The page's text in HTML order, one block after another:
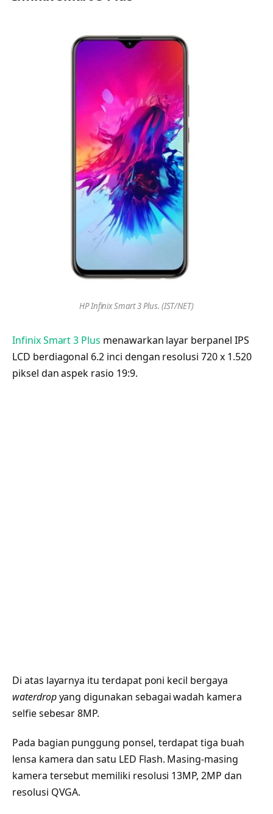
HP Infinix Smart 3 Plus. (IST/NET)
Infinix Smart 3 Plus menawarkan layar berpanel IPS
LCD berdiagonal 6.2 inci dengan resolusi 720 x 1.520
piksel dan aspek rasio 19:9.
Di atas layarnya itu terdapat poni kecil bergaya
waterdropyang digunakan sebagai wadah kamera
selfie sebesar 8MP.
Pada bagian punggung ponsel, terdapat tiga buah
lensa kamera dan satu LED Flash. Masing-masing
kamera tersebut memiliki resolusi 13MP, 2MP dan
resolusi QVGA.